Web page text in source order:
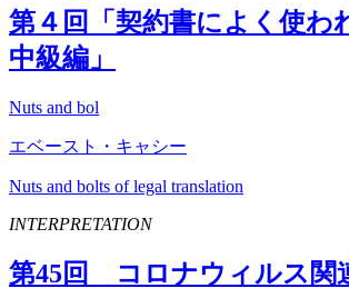
第４回「契約書によく使わ
中級編」
Nuts and bol
エベースト・キャシー
Nuts and bolts of legal translation
INTERPRETATION
第45回 コロナウィルス関